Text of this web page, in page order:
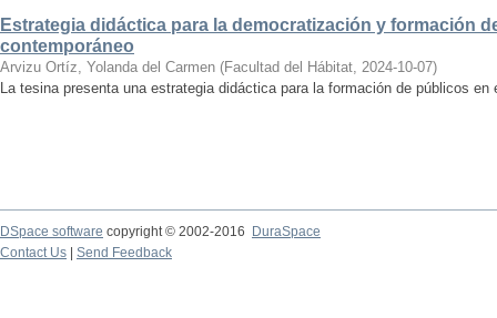
Estrategia didáctica para la democratización y formación
contemporáneo
Arvizu Ortíz, Yolanda del Carmen (Facultad del Hábitat, 2024-10-07)
La tesina presenta una estrategia didáctica para la formación de públicos en
DSpace software copyright © 2002-2016
DuraSpace
Contact Us
Send Feedback